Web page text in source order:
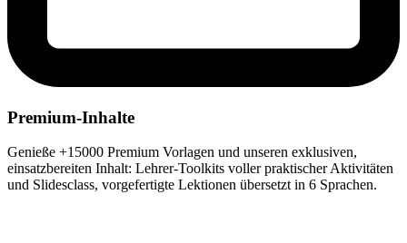
Premium-Inhalte
Genieße +15000 Premium Vorlagen und unseren exklusiven,
einsatzbereiten Inhalt: Lehrer-Toolkits voller praktischer Aktivitäten
und Slidesclass, vorgefertigte Lektionen übersetzt in 6 Sprachen.